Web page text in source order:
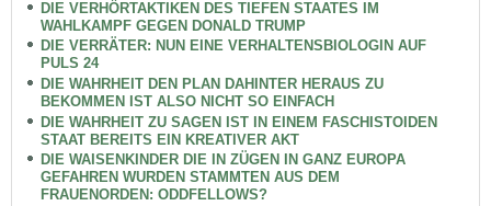
DIE VERHÖRTAKTIKEN DES TIEFEN STAATES IM
WAHLKAMPF GEGEN DONALD TRUMP
DIE VERRÄTER: NUN EINE VERHALTENSBIOLOGIN AUF
PULS 24
DIE WAHRHEIT DEN PLAN DAHINTER HERAUS ZU
BEKOMMEN IST ALSO NICHT SO EINFACH
DIE WAHRHEIT ZU SAGEN IST IN EINEM FASCHISTOIDEN
STAAT BEREITS EIN KREATIVER AKT
DIE WAISENKINDER DIE IN ZÜGEN IN GANZ EUROPA
GEFAHREN WURDEN STAMMTEN AUS DEM
FRAUENORDEN: ODDFELLOWS?